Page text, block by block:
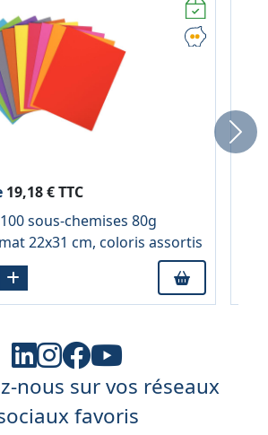
19,18 € TTC
sous-chemises 80g
22x31 cm, coloris assortis
Next
nous sur vos réseaux
favoris